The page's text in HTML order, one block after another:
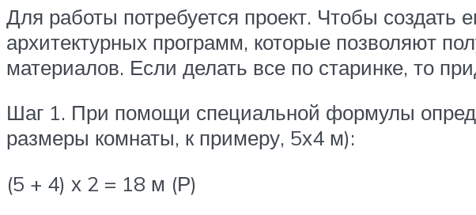
Для работы потребуется проект. Чтобы создать
архитектурных программ, которые позволяют
материалов. Если делать все по старинке, то
Шаг 1. При помощи специальной формулы
размеры комнаты, к примеру, 5х4 м):
(5 + 4) х 2 = 18 м (Р)